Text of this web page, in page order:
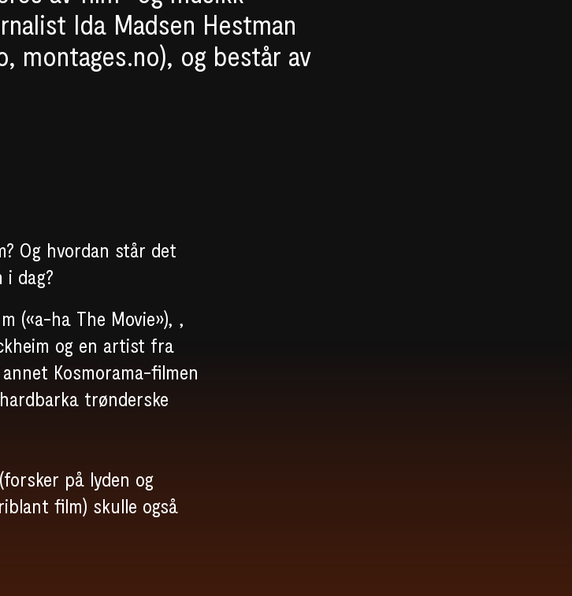
Ida Madsen Hestman
, montages.no), og består av
Og hvordan står det
i dag?
(«a-ha The Movie»), ,
og en artist fra
Kosmorama-filmen
trønderske
på lyden og
film) skulle også